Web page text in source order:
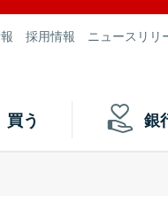
採用情報 ニュースリリ
買う 銀